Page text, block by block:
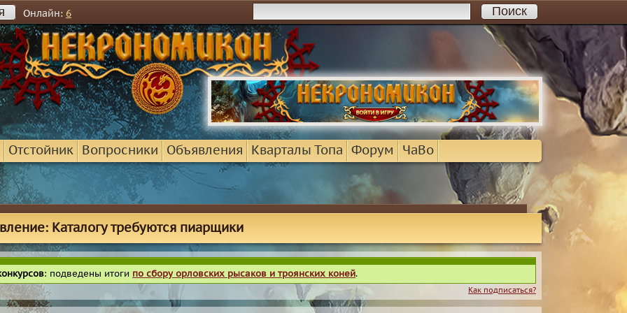
Онлайн: 6
Отстойник Вопросники Объявления Кварталы Топа Форум ЧаВо
Каталогу требуются пиарщики
: подведены итоги по сбору орловских рысаков и троянских коней.
Как подписаться?